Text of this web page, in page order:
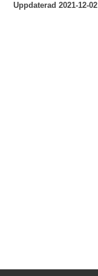
Uppdaterad2021-12-02